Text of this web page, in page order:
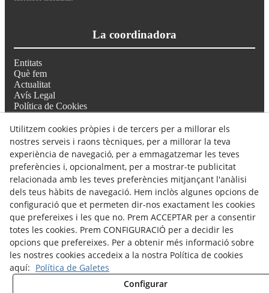
La coordinadora
Entitats
Què fem
Actualitat
Avís Legal
Política de Cookies
Troba'ns
Seu de l'Associació Salut Mental Noguera
Carrer Noguera Pallaresa 32, Balaguer 25600
697 77 57 64 // 633 36 55 56
coordinadora@salutmentalterresdelleida.org
comunicacio@salutmentalterresdelleida.org
© 08/2026 Coordinadora Salut Mental Terres de Lleida - Tots els
Utilitzem cookies pròpies i de tercers per a millorar els
nostres serveis i raons tècniques, per a millorar la teva
experiència de navegació, per a emmagatzemar les teves
preferències i, opcionalment, per a mostrar-te publicitat
relacionada amb les teves preferències mitjançant l'anàlisi
dels teus hàbits de navegació. Hem inclòs algunes opcions de
configuració que et permeten dir-nos exactament les cookies
que prefereixes i les que no. Prem ACCEPTAR per a consentir
totes les cookies. Prem CONFIGURACIÓ per a decidir les
opcions que prefereixes. Per a obtenir més informació sobre
les nostres cookies accedeix a la nostra Política de cookies
aquí: Política de Galetes
Configurar